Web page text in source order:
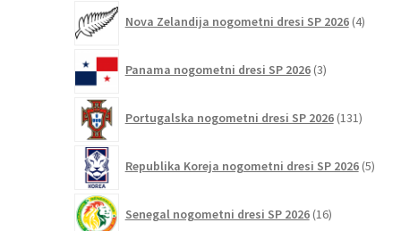
Nova Zelandija nogometni dresi SP 2026 4izdelki
Panama nogometni dresi SP 2026 3izdelki
Portugalska nogometni dresi SP 2026 131
Republika Koreja nogometni dresi SP 2026 5
Senegal nogometni dresi SP 2026 16izdelkov